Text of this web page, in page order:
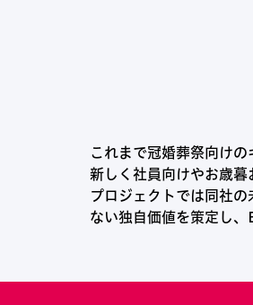
これまで冠婚葬祭向け
新しく社員向けやお歳
プロジェクトでは同社
ない独自価値を策定し